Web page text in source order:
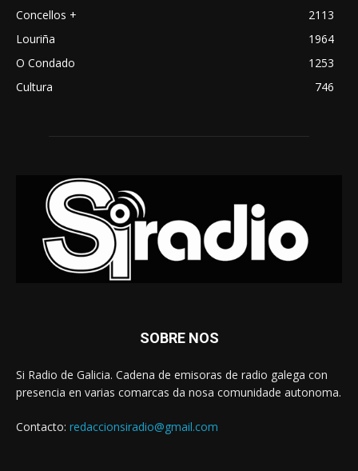
Concellos +
2113
Louriña
1964
O Condado
1253
Cultura
746
SOBRE NOS
Si Radio de Galicia. Cadena de emisoras de radio galega con
presencia en varias comarcas da nosa comunidade autonoma.
Contacto: redaccionsiradio@gmail.com